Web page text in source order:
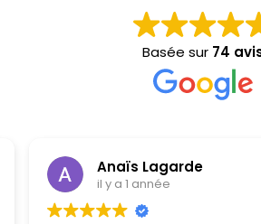
Basée sur 74
Anaïs Lagarde
il y a 1 année